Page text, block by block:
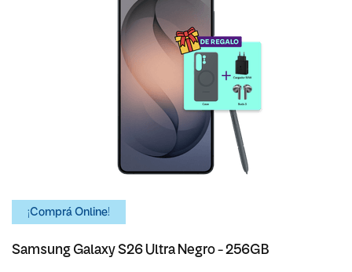
¡Comprá Online!
Samsung Galaxy S26 Ultra Negro - 256GB